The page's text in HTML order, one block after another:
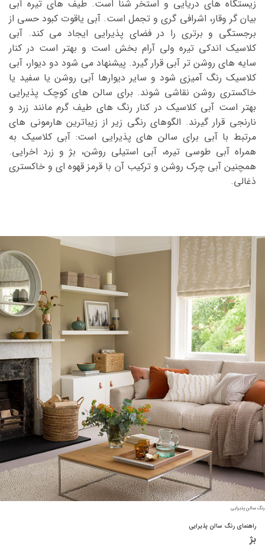
زیستگاه های دریایی و استخر شنا است. طیف های تیره آبی
بیان گر وقار، اشرافی گری و تجمل است. آبی یاقوت کبود حسی از
برجستگی و برتری را در فضای پذیرایی ایجاد می کند. آبی
کلاسیک اندکی تیره ولی آرام بخش است و بهتر است در کنار
سایه های روشن تر آبی قرار گیرد. پیشنهاد می شود دو دیوار، آبی
کلاسیک رنگ آمیزی شود و سایر دیوارها آبی روشن یا سفید یا
خاکستری روشن نقاشی شوند. برای سالن های کوچک پذیرایی
بهتر است آبی کلاسیک در کنار رنگ های طیف گرم مانند زرد و
نارنجی قرار گیرند. الگوهای رنگی زیر از زیباترین هارمونی های
مرتبط با آبی برای سالن های پذیرایی است: آبی کلاسیک به
همراه آبی طوسی تیره، آبی استیلی روشن، بژ و زرد اخرایی.
همچنین آبی چرک روشن و ترکیب آن با قرمز قهوه ای و خاکستری
ذغالی.
رنگ سالن پذیرایی
راهنمای رنگ سالن پذیرایی
بژ